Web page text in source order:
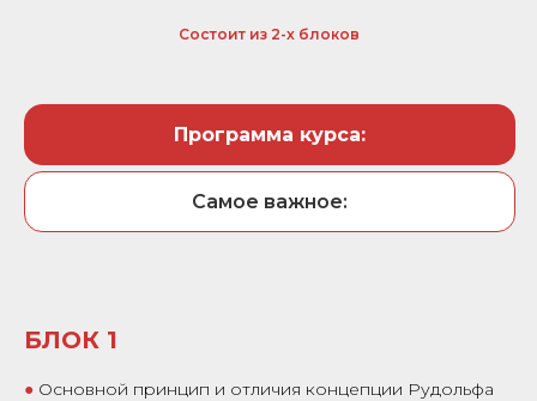
Состоит из 2-х блоков
Программа курса:
Самое важное:
БЛОК 1
● Основной принцип и отличия концепции Рудольфа